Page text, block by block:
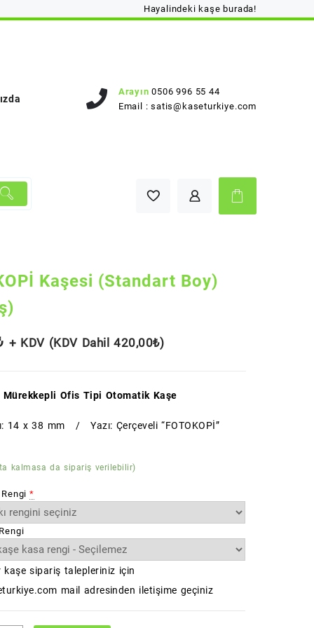
Hayalindeki kaşe burada!
Arayın 0506 996 55 44
Email :satis@kaseturkiye.com
Kaşesi (Standart Boy)
+ KDV (KDV Dahil420,00₺)
Mürekkepli Ofis Tipi Otomatik Kaşe
14 x 38 mm / Yazı: Çerçeveli “FOTOKOPİ”
kalmasa da sipariş verilebilir)
*
kaşe sipariş talepleriniz için
mail adresinden iletişime geçiniz